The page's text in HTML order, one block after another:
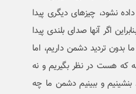
نشود، چیزهای دیگری پیدا
اگر آنها صدای بلندی پیدا
بدون تردید دشمن داریم، اما
که هست در نظر بگیریم و نه
و ببینیم دشمن ما چه